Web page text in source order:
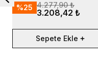
%25 4.277,90 ₺
3.208,42 ₺
Sepete Ekle